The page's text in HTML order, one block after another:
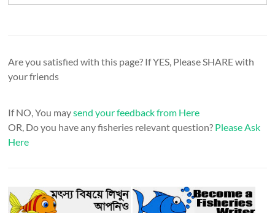
Are you satisfied with this page? If YES, Please SHARE with
your friends
If NO, You maysend your feedback from Here
OR, Do you have any fisheries relevant question? Please Ask
Here